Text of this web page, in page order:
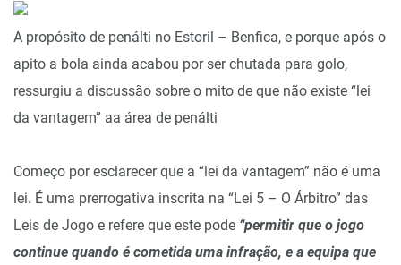
A propósito de penálti no Estoril – Benfica, e porque após o
apito a bola ainda acabou por ser chutada para golo,
ressurgiu a discussão sobre o mito de que não existe “lei
da vantagem” aa área de penálti
Começo por esclarecer que a “lei da vantagem” não é uma
lei. É uma prerrogativa inscrita na “Lei 5 – O Árbitro” das
Leis de Jogo e refere que este pode “permitir que o jogo
continue quando é cometida uma infração, e a equipa que